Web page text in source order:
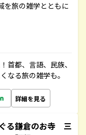
を旅の雑学とともに
首都、言語、民族、
なる旅の雑学も。
詳細を見る
る鎌倉のお寺 三